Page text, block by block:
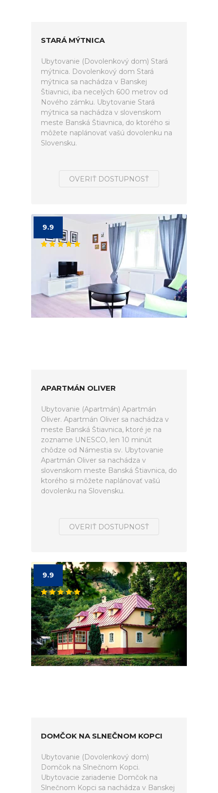
STARÁ MÝTNICA
Ubytovanie (Dovolenkový dom) Stará
mýtnica. Dovolenkový dom Stará
mýtnica sa nachádza v Banskej
Štiavnici, iba necelých 600 metrov od
Nového zámku. Ubytovanie Stará
mýtnica sa nachádza v slovenskom
meste Banská Štiavnica, do ktorého si
môžete naplánovať vašú dovolenku na
Slovensku.
OVERIŤ DOSTUPNOSŤ
9.9
APARTMÁN OLIVER
Ubytovanie (Apartmán) Apartmán
Oliver. Apartmán Oliver sa nachádza v
meste Banská Štiavnica, ktoré je na
zozname UNESCO, len 10 minút
chôdze od Námestia sv. Ubytovanie
Apartmán Oliver sa nachádza v
slovenskom meste Banská Štiavnica, do
ktorého si môžete naplánovať vašú
dovolenku na Slovensku.
OVERIŤ DOSTUPNOSŤ
9.9
DOMČOK NA SLNEČNOM KOPCI
Ubytovanie (Dovolenkový dom)
Domčok na Slnečnom Kopci.
Ubytovacie zariadenie Domčok na
Slnečnom Kopci sa nachádza v Banskej